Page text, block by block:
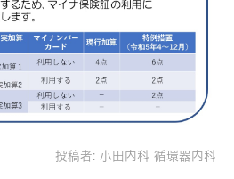
投稿者: 小田内科 循環器内科